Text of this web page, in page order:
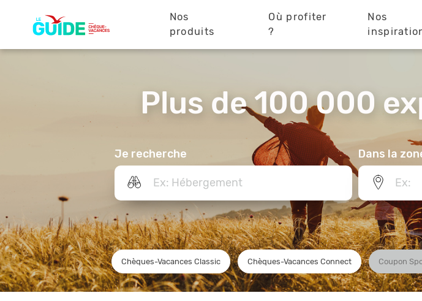
principale
Nos
produits
Où profiter
?
Nos
Plus de 100 000
Je recherche Dans la
Chèques-Vacances Classic Chèques-Vacances Connect Coupon